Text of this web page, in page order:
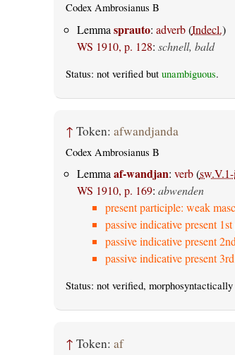
Codex Ambrosianus B
Lemma sprauto: adverb(Indecl.)
WS 1910, p. 128: schnell, bald
Status: not verified but unambiguous.
↑ Token: afwandjanda
Codex Ambrosianus B
Lemma af-wandjan: verb(sw.V.1-i
WS 1910, p. 169: abwenden
present participle: weak
passive indicative present
passive indicative present
passive indicative present
Status: not verified, morphosyntactically
↑ Token: af